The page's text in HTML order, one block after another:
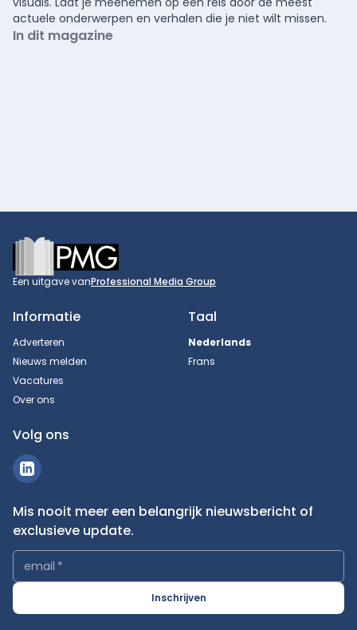
actuele onderwerpen en verhalen die je niet wilt missen.
In dit magazine
Footer
Een uitgave vanProfessional Media Group
Informatie
Adverteren
Nieuws melden
Vacatures
Over ons
Taal
Nederlands
Frans
Volg ons
Mis nooit meer een belangrijk nieuwsbericht of
exclusieve update.
email *
Inschrijven